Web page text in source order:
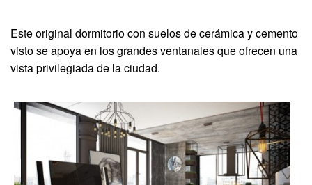
Este original dormitorio con suelos de cerámica y cemento
visto se apoya en los grandes ventanales que ofrecen una
vista privilegiada de la ciudad.